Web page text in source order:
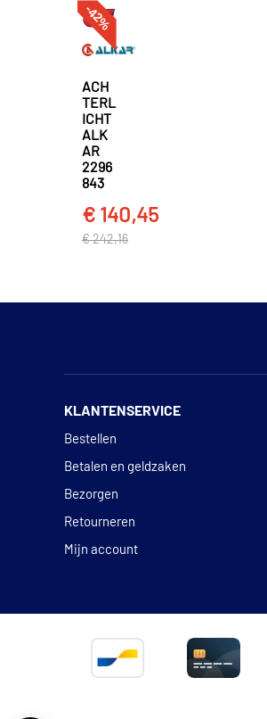
-42%
ACH
TERL
ICHT
ALK
AR
2296
843
€ 140,45
€ 242,16
KLANTENSERVICE
Bestellen
Betalen en geldzaken
Bezorgen
Retourneren
Mijn account